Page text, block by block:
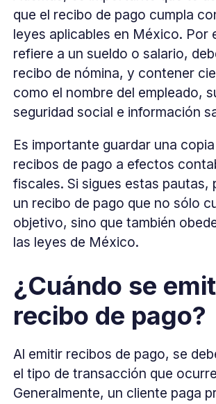
que el recibo de pago cumpla
leyes aplicables en México. Por
refiere a un sueldo o salario,
recibo de nómina, y contener
como el nombre del empleado,
seguridad social e información
Es importante guardar una
recibos de pago a efectos
fiscales. Si sigues estas pautas,
un recibo de pago que no sólo
objetivo, sino que también
las leyes de México.
¿Cuándo se
recibo de pago?
Al emitir recibos de pago, se
el tipo de transacción que
Generalmente, un cliente paga